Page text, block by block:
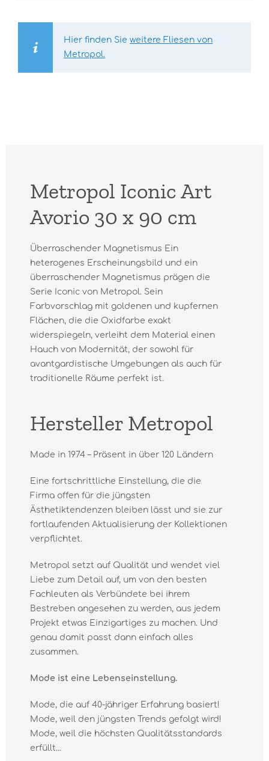
Hier finden Sieweitere Fliesen von
Metropol.
Metropol Iconic Art
Avorio 30 x 90 cm
Überraschender Magnetismus Ein
heterogenes Erscheinungsbild und ein
überraschender Magnetismus prägen die
Serie Iconic von Metropol. Sein
Farbvorschlag mit goldenen und kupfernen
Flächen, die die Oxidfarbe exakt
widerspiegeln, verleiht dem Material einen
Hauch von Modernität, der sowohl für
avantgardistische Umgebungen als auch für
traditionelle Räume perfekt ist.
Hersteller Metropol
Made in 1974 – Präsent in über 120 Ländern
Eine fortschrittliche Einstellung, die die
Firma offen für die jüngsten
Ästhetiktendenzen bleiben lässt und sie zur
fortlaufenden Aktualisierung der Kollektionen
verpflichtet.
Metropol setzt auf Qualität und wendet viel
Liebe zum Detail auf, um von den besten
Fachleuten als Verbündete bei ihrem
Bestreben angesehen zu werden, aus jedem
Projekt etwas Einzigartiges zu machen. Und
genau damit passt dann einfach alles
zusammen.
Mode ist eine Lebenseinstellung.
Mode, die auf 40-jähriger Erfahrung basiert!
Mode, weil den jüngsten Trends gefolgt wird!
Mode, weil die höchsten Qualitätsstandards
erfüllt...